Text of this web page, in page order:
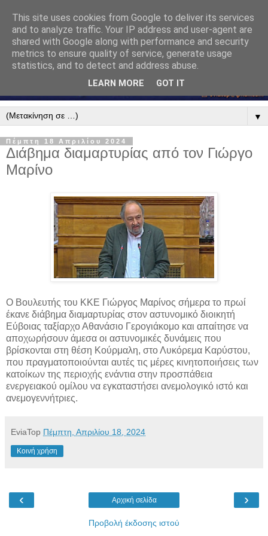
▼
Πέμπτη 18 Απριλίου 2024
Διάβημα διαμαρτυρίας από τον Γιώργο
Μαρίνο
Ο Βουλευτής του ΚΚΕ Γιώργος Μαρίνος σήμερα το πρωί
έκανε διάβημα διαμαρτυρίας στον αστυνομικό διοικητή
Εύβοιας ταξίαρχο Αθανάσιο Γερογιάκομο και απαίτησε να
αποχωρήσουν άμεσα οι αστυνομικές δυνάμεις που
βρίσκονται στη θέση Κούρμαλη, στο Λυκόρεμα Καρύστου,
που πραγματοποιούνται αυτές τις μέρες κινητοποιήσεις των
κατοίκων της περιοχής ενάντια στην προσπάθεια
ενεργειακού ομίλου να εγκαταστήσει ανεμολογικό ιστό και
ανεμογεννήτριες.
EviaTop Πέμπτη, Απριλίου 18, 2024
Κοινή χρήση
‹ ›
Αρχική σελίδα
Προβολή έκδοσης ιστού
This site uses cookies from Google to deliver its services
and to analyze traffic. Your IP address and user-agent are
shared with Google along with performance and security
metrics to ensure quality of service, generate usage
statistics, and to detect and address abuse.
LEARN MORE GOT IT